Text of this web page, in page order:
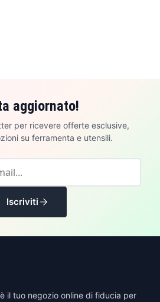
aggiornato!
per ricevere offerte esclusive,
su ferramenta e utensili.
Iscriviti
il tuo negozio online di fiducia per